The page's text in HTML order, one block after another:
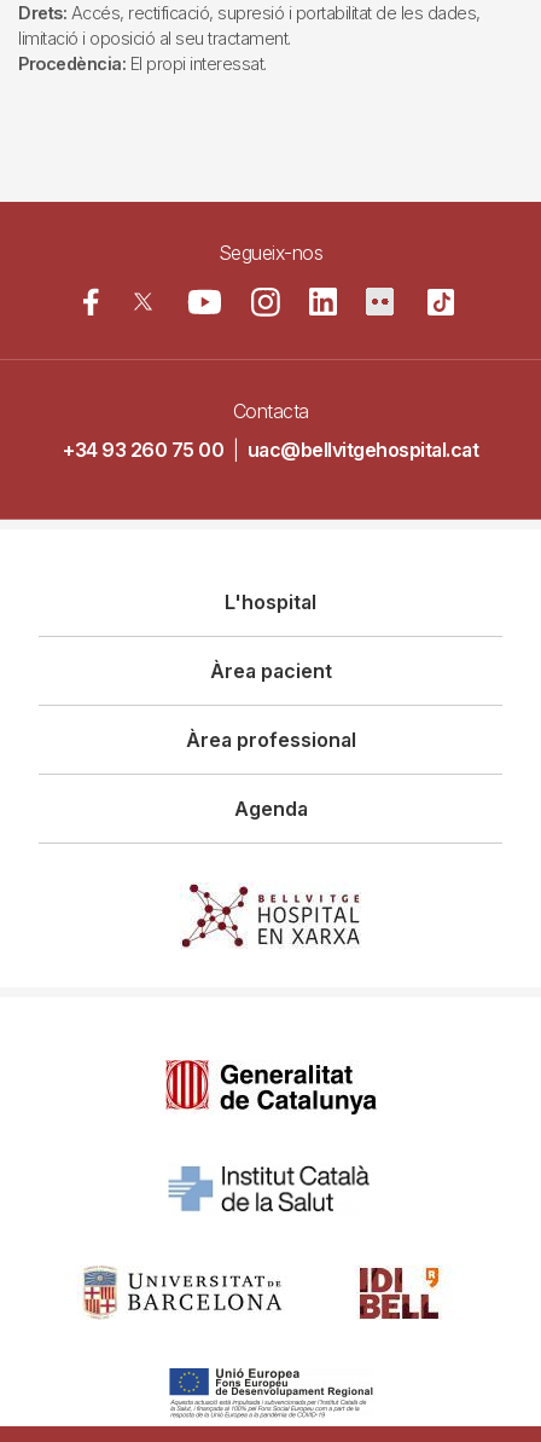
Drets: Accés, rectificació, supresió i portabilitat de les dades,
limitació i oposició al seu tractament.
Procedència: El propi interessat.
Segueix-nos
Contacta
+34 93 260 75 00
uac@bellvitgehospital.cat
principal
L'hospital
Àrea pacient
Àrea professional
Agenda